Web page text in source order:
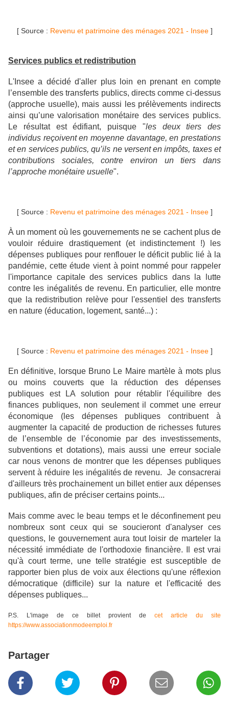
[ Source : Revenu et patrimoine des ménages 2021 - Insee]
Services publics et redistribution
L'Insee a décidé d'aller plus loin en prenant en compte
l’ensemble des transferts publics, directs comme ci-dessus
(approche usuelle), mais aussi les prélèvements indirects
ainsi qu’une valorisation monétaire des services publics.
Le résultat est édifiant, puisque "les deux tiers des
individus reçoivent en moyenne davantage, en prestations
et en services publics, qu’ils ne versent en impôts, taxes et
contributions sociales, contre environ un tiers dans
l’approche monétaire usuelle".
[ Source : Revenu et patrimoine des ménages 2021 - Insee]
À un moment où les gouvernements ne se cachent plus de
vouloir réduire drastiquement (et indistinctement !) les
dépenses publiques pour renflouer le déficit public lié à la
pandémie, cette étude vient à point nommé pour rappeler
l'importance capitale des services publics dans la lutte
contre les inégalités de revenu. En particulier, elle montre
que la redistribution relève pour l'essentiel des transferts
en nature (éducation, logement, santé...) :
[ Source : Revenu et patrimoine des ménages 2021 - Insee]
En définitive, lorsque Bruno Le Maire martèle à mots plus
ou moins couverts que la réduction des dépenses
publiques est LA solution pour rétablir l'équilibre des
finances publiques, non seulement il commet une erreur
économique (les dépenses publiques contribuent à
augmenter la capacité de production de richesses futures
de l’ensemble de l’économie par des investissements,
subventions et dotations), mais aussi une erreur sociale
car nous venons de montrer que les dépenses publiques
servent à réduire les inégalités de revenu. Je consacrerai
d'ailleurs très prochainement un billet entier aux dépenses
publiques, afin de préciser certains points...
Mais comme avec le beau temps et le déconfinement peu
nombreux sont ceux qui se soucieront d'analyser ces
questions, le gouvernement aura tout loisir de marteler la
nécessité immédiate de l'orthodoxie financière. Il est vrai
qu'à court terme, une telle stratégie est susceptible de
rapporter bien plus de voix aux élections qu'une réflexion
démocratique (difficile) sur la nature et l'efficacité des
dépenses publiques...
P.S. L'image de ce billet provient de cet article du site
https://www.associationmodeemploi.fr
Partager